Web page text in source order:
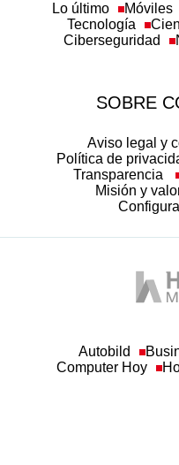
Lo último Móviles
Tecnología
Ciberseguridad
SOBRE
Aviso legal y
Política de
Transparencia
Misión y
Autobild
Computer Hoy